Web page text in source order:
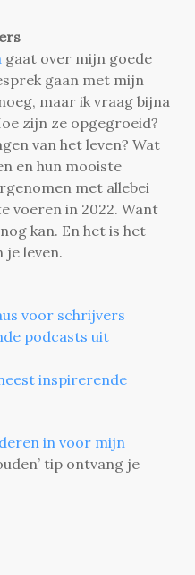
gaat over mijn goede
gaan met mijn
maar ik vraag bijna
zijn ze opgegroeid?
van het leven? Wat
en hun mooiste
met allebei
voeren in 2022. Want
kan. En het is het
je leven.
voor schrijvers
podcasts uit
inspirerende
in voor mijn
tip ontvang je